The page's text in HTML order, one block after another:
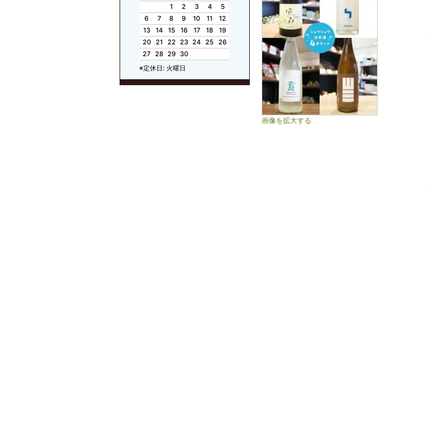
1
2 3 4
5
6
7 8 9 10 11
12
13
14 15 16 17 18
19
20
21 22 23 24 25 26
27 28 29 30
※定休日: 火曜日
画像を拡大する